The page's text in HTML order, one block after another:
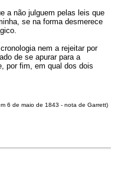
a não julguem pelas leis que
se na forma desmerece
nem a rejeitar por
de se apurar para a
por fim, em qual dos dois
6 de maio de 1843 - nota de Garrett)